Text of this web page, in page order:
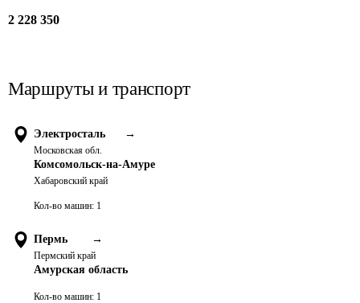
2 228 350
Маршруты и транспорт
Электросталь →
Московская обл.
Комсомольск-на-Амуре
Хабаровский край
Кол-во машин: 1
Пермь →
Пермский край
Амурская область
Кол-во машин: 1